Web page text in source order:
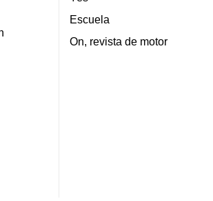
Escuela
On, revista de motor